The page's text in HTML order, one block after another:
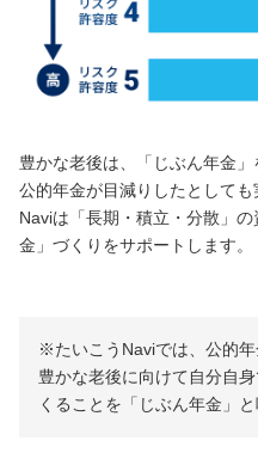
豊かな老後は、「じぶん年金
公的年金が目減りしたとして
Naviは「長期・積立・分散」
金」づくりをサポートします。
※たいこうNaviでは、公的年
豊かな老後に向けて自分自
くることを「じぶん年金」と